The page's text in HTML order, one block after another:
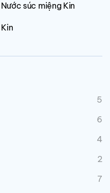
Nước súc miệng Kin
5
6
4
2
7